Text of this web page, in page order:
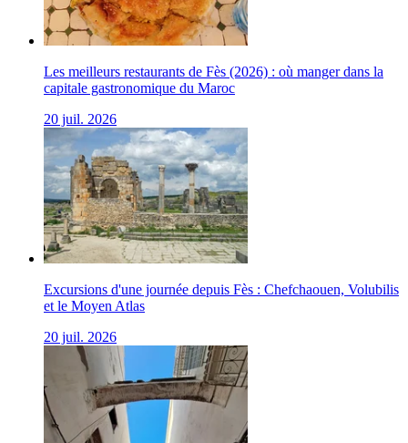
Les meilleurs restaurants de Fès (2026) : où manger dans la
capitale gastronomique du Maroc
20 juil. 2026
Excursions d'une journée depuis Fès : Chefchaouen, Volubilis
et le Moyen Atlas
20 juil. 2026